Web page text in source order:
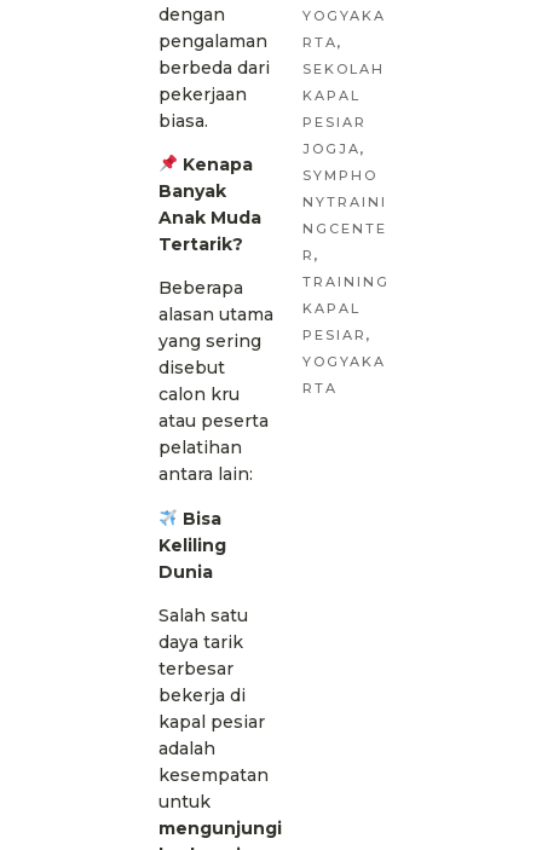
dengan
pengalaman
berbeda dari
pekerjaan
biasa.
Kenapa
Banyak
Anak Muda
Tertarik?
Beberapa
alasan utama
yang sering
disebut
calon kru
atau peserta
pelatihan
antara lain:
Bisa
Keliling
Dunia
Salah satu
daya tarik
terbesar
bekerja di
kapal pesiar
adalah
kesempatan
untuk
mengunjungi
YOGYAKA
RTA,
SEKOLAH
KAPAL
PESIAR
JOGJA,
SYMPHO
NYTRAINI
NGCENTE
R ,
TRAINING
KAPAL
PESIAR ,
YOGYAKA
RTA